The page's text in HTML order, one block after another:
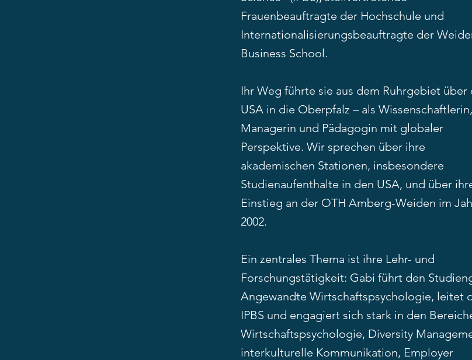
Frauenbeauftragte der Hochschule und
Internationalisierungsbeauftragte der
Business School.
Ihr Weg führte sie aus dem Ruhrgebiet über
USA in die Oberpfalz – als Wissenschaftlerin,
Managerin und Pädagogin mit globaler
Perspektive. Wir sprechen über ihre
akademischen Stationen, insbesondere
Studienaufenthalte in den USA, und über
Einstieg an der OTH Amberg-Weiden im
2002.
Ein zentrales Thema ist ihre Lehr- und
Forschungstätigkeit: Gabi führt den
Angewandte Wirtschaftspsychologie, leitet
IPBS und engagiert sich stark in den
Wirtschaftspsychologie, Diversity
interkulturelle Kommunikation, Employer